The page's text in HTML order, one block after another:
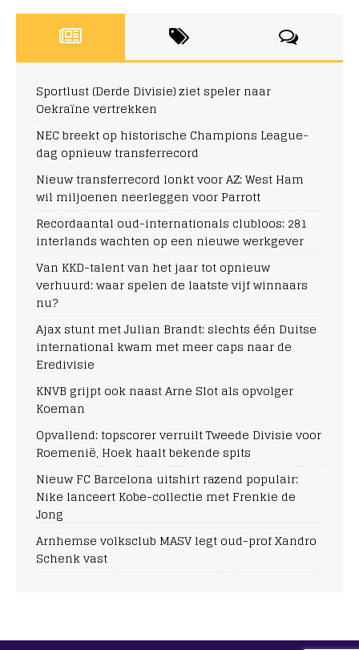
Sportlust (Derde Divisie) ziet speler naar
Oekraïne vertrekken
NEC breekt op historische Champions League-
dag opnieuw transferrecord
Nieuw transferrecord lonkt voor AZ: West Ham
wil miljoenen neerleggen voor Parrott
Recordaantal oud-internationals clubloos: 281
interlands wachten op een nieuwe werkgever
Van KKD-talent van het jaar tot opnieuw
verhuurd: waar spelen de laatste vijf winnaars
nu?
Ajax stunt met Julian Brandt: slechts één Duitse
international kwam met meer caps naar de
Eredivisie
KNVB grijpt ook naast Arne Slot als opvolger
Koeman
Opvallend: topscorer verruilt Tweede Divisie voor
Roemenië, Hoek haalt bekende spits
Nieuw FC Barcelona uitshirt razend populair:
Nike lanceert Kobe-collectie met Frenkie de
Jong
Arnhemse volksclub MASV legt oud-prof Xandro
Schenk vast